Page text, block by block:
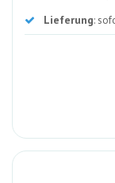
Lieferung: